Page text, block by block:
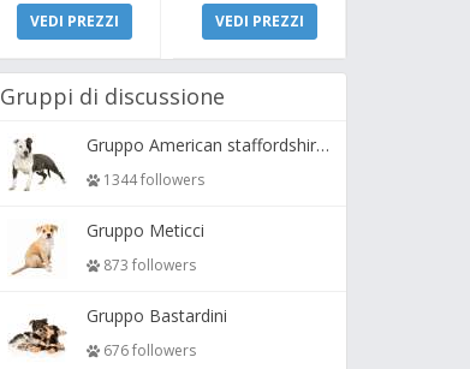
VEDI PREZZI VEDI PREZZI
Gruppi di discussione
Gruppo American staffordshire terrier ( amstaff, amastaff )
1344 followers
Gruppo Meticci
873 followers
Gruppo Bastardini
676 followers